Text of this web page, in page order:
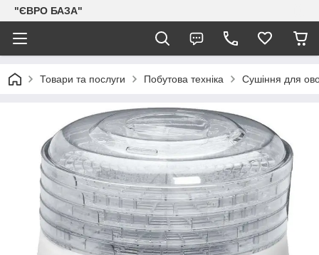
"ЄВРО БАЗА"
Товари та послуги Побутова техніка Сушіння для